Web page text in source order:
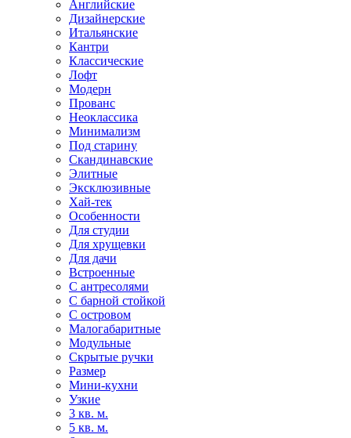
Английские
Дизайнерские
Итальянские
Кантри
Классические
Лофт
Модерн
Прованс
Неоклассика
Минимализм
Под старину
Скандинавские
Элитные
Эксклюзивные
Хай-тек
Особенности
Для студии
Для хрущевки
Для дачи
Встроенные
С антресолями
С барной стойкой
С островом
Малогабаритные
Модульные
Скрытые ручки
Размер
Мини-кухни
Узкие
3 кв. м.
5 кв. м.